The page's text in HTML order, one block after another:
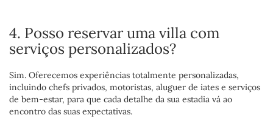
4. Posso reservar uma villa com
serviços personalizados?
Sim. Oferecemos experiências totalmente personalizadas,
incluindo chefs privados, motoristas, aluguer de iates e serviços
de bem-estar, para que cada detalhe da sua estadia vá ao
encontro das suas expectativas.